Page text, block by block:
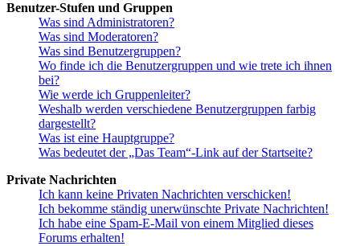
Benutzer-Stufen und Gruppen
Was sind Administratoren?
Was sind Moderatoren?
Was sind Benutzergruppen?
Wo finde ich die Benutzergruppen und wie trete ich ihnen
bei?
Wie werde ich Gruppenleiter?
Weshalb werden verschiedene Benutzergruppen farbig
dargestellt?
Was ist eine Hauptgruppe?
Was bedeutet der „Das Team“-Link auf der Startseite?
Private Nachrichten
Ich kann keine Privaten Nachrichten verschicken!
Ich bekomme ständig unerwünschte Private Nachrichten!
Ich habe eine Spam-E-Mail von einem Mitglied dieses
Forums erhalten!